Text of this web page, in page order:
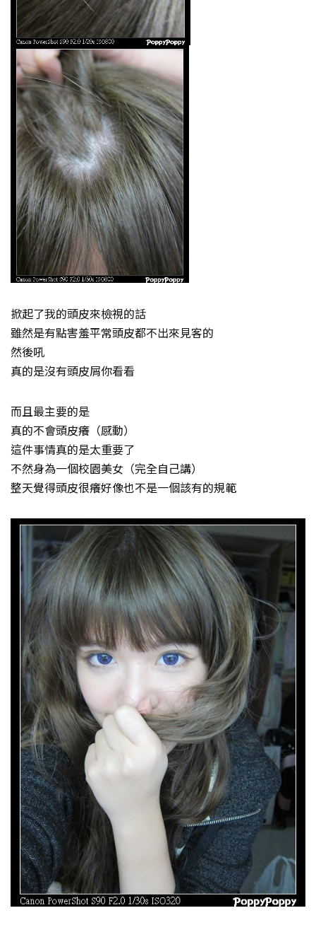
掀起了我的頭皮來檢視的話
雖然是有點害羞平常頭皮都不出來見客的
然後吼
真的是沒有頭皮屑你看看
而且最主要的是
真的不會頭皮癢（感動）
這件事情真的是太重要了
不然身為一個校園美女（完全自己講）
整天覺得頭皮很癢好像也不是一個該有的規範